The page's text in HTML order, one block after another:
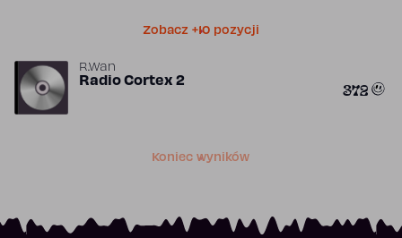
Zobacz +10 pozycji
R.Wan
Radio Cortex 2 372
Koniec wyników